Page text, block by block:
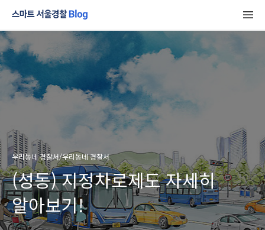
우리동네 경찰서/우리동네 경찰서
(성동) 지정차로제도 자세히
알아보기!